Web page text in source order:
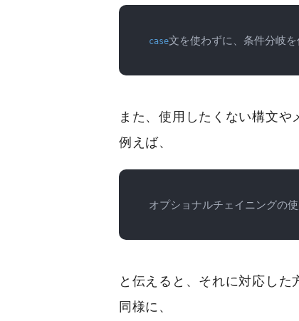
case文を使わずに、条件分岐を
また、使用したくない構文や
例えば、
オプショナルチェイニングの
と伝えると、それに対応した
同様に、